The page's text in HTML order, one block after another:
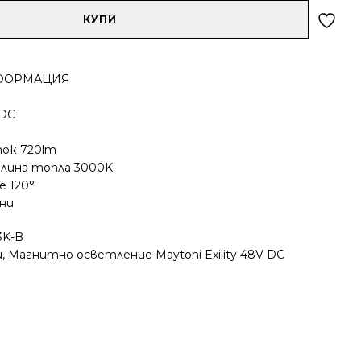
КУПИ
720lm
топла 3000K
120°
B
, Магнитно осветление Maytoni Exility 48V DC